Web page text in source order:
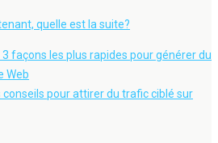
quelle est la suite?
3 façons les plus rapides pour générer du
Web
conseils pour attirer du trafic ciblé sur